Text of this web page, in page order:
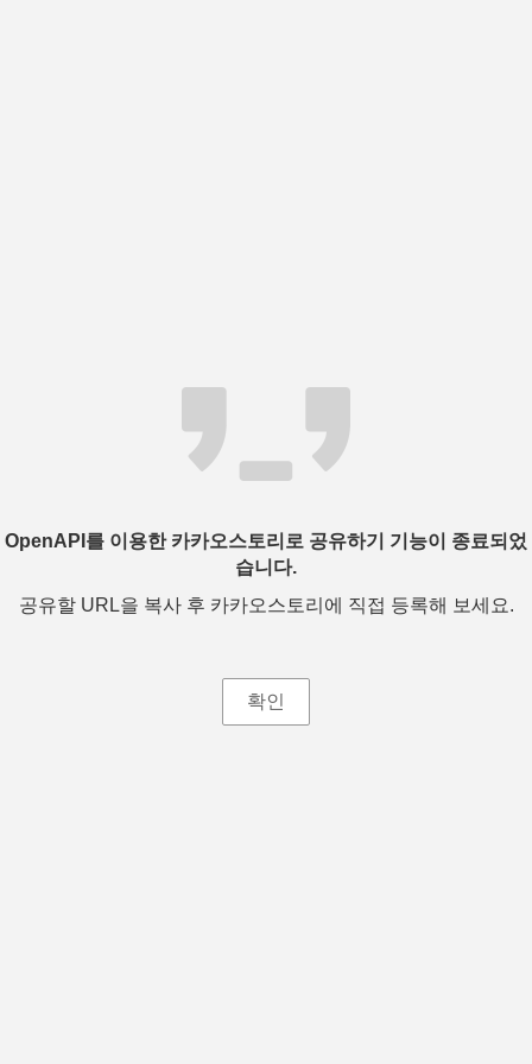
OpenAPI를 이용한 카카오스토리로 공유하기 기능이 종료되었
습니다.
공유할 URL을 복사 후 카카오스토리에 직접 등록해 보세요.
확인